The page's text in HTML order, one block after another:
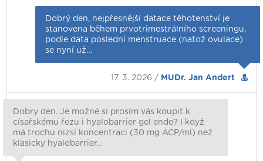
Dobrý den, nejpřesnější datace těhotenství je
stanovena během prvotrimestrálního screeningu,
podle data poslední menstruace (natož ovulace)
se nyní už…
17. 3. 2026 / MUDr. Jan Andert
Dobry den. Je možné si prosím vás koupit k
císařskému řezu i hyalobarrier gel endo? I když
má trochu nizsí koncentraci (30 mg ACP/ml) než
klasicky hyalobarrier…